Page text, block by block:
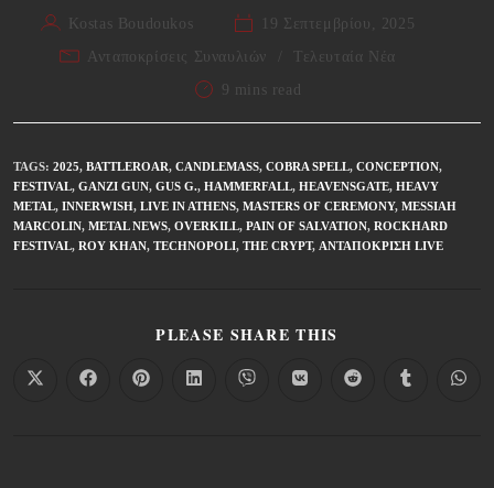
Kostas Boudoukos
19 Σεπτεμβρίου, 2025
Ανταποκρίσεις Συναυλιών
Τελευταία Νέα
9 mins read
TAGS: 2025, BATTLEROAR, CANDLEMASS, COBRA SPELL, CONCEPTION,
FESTIVAL, GANZI GUN, GUS G., HAMMERFALL, HEAVENSGATE, HEAVY
METAL, INNERWISH, LIVE IN ATHENS, MASTERS OF CEREMONY, MESSIAH
MARCOLIN, METAL NEWS, OVERKILL, PAIN OF SALVATION, ROCKHARD
FESTIVAL, ROY KHAN, TECHNOPOLI, THE CRYPT, ΑΝΤΑΠΌΚΡΙΣΗ LIVE
PLEASE SHARE THIS